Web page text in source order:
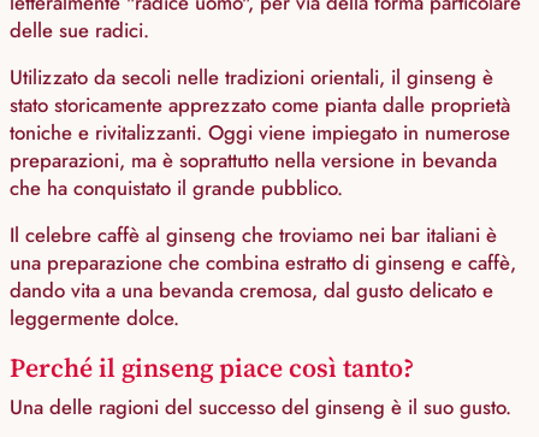
delle sue radici.
Utilizzato da secoli nelle tradizioni orientali, il ginseng è
stato storicamente apprezzato come pianta dalle proprietà
toniche e rivitalizzanti. Oggi viene impiegato in numerose
preparazioni, ma è soprattutto nella versione in bevanda
che ha conquistato il grande pubblico.
Il celebre caffè al ginseng che troviamo nei bar italiani è
una preparazione che combina estratto di ginseng e caffè,
dando vita a una bevanda cremosa, dal gusto delicato e
leggermente dolce.
Perché il ginseng piace così tanto?
Una delle ragioni del successo del ginseng è il suo gusto.